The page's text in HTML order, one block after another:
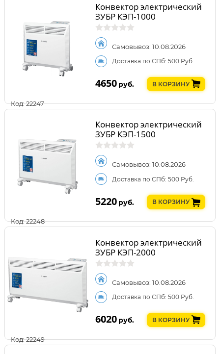
Код: 22247
Конвектор электрический
ЗУБР КЭП-1000
Самовывоз: 10.08.2026
Доставка по СПб: 500 Руб.
4650 руб. В КОРЗИНУ
Код: 22248
Конвектор электрический
ЗУБР КЭП-1500
Самовывоз: 10.08.2026
Доставка по СПб: 500 Руб.
5220 руб. В КОРЗИНУ
Код: 22249
Конвектор электрический
ЗУБР КЭП-2000
Самовывоз: 10.08.2026
Доставка по СПб: 500 Руб.
6020 руб. В КОРЗИНУ